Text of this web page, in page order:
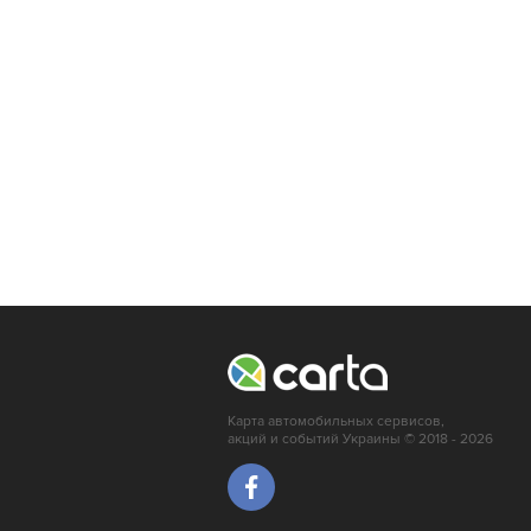
Карта автомобильных сервисов,
акций и событий Украины © 2018 - 2026